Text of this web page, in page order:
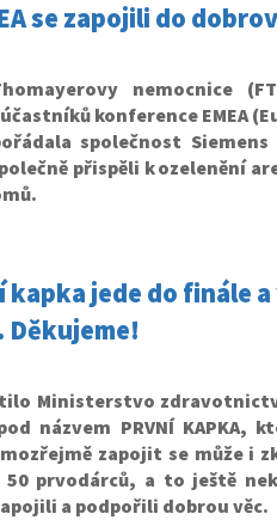
se zapojili do
nemocnice
konference EMEA
společnost
přispěli kozelenění
kapka jede do finále
Děkujeme!
Ministerstvo
názvem PRVNÍ KAPKA,
zapojit se může i
prvodárců, a to ještě
a podpořili dobrou věc.